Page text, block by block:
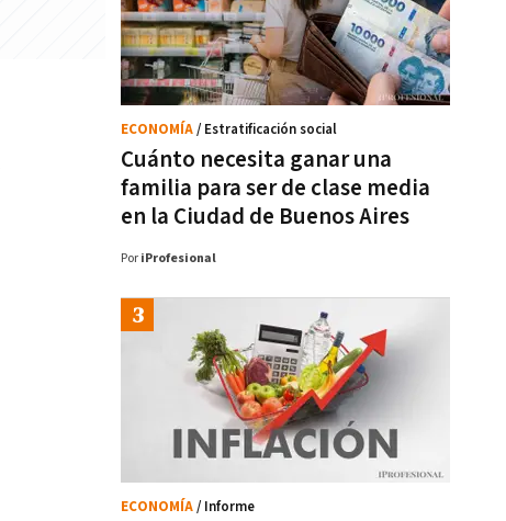
Cuánto necesita ganar una
familia para ser de clase media
en la Ciudad de Buenos Aires
ECONOMÍA/ Estratificación social
Por iProfesional
ECONOMÍA/ Informe